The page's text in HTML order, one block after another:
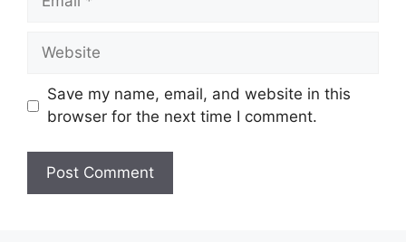
Website
Save my name, email, and website in this
browser for the next time I comment.